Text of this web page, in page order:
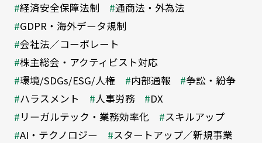
経済安全保障法制
通商法・外為法
GDPR・海外データ規制
会社法／コーポレート
株主総会・アクティビスト対応
環境/SDGs/ESG/人権
内部通報
争訟・紛争
ハラスメント
人事労務
DX
リーガルテック・業務効率化
スキルアップ
AI・テクノロジー
スタートアップ／新規事業